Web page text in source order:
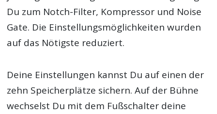
Du zum Notch-Filter, Kompressor und Noise
Gate. Die Einstellungsmöglichkeiten wurden
auf das Nötigste reduziert.
Deine Einstellungen kannst Du auf einen der
zehn Speicherplätze sichern. Auf der Bühne
wechselst Du mit dem Fußschalter deine